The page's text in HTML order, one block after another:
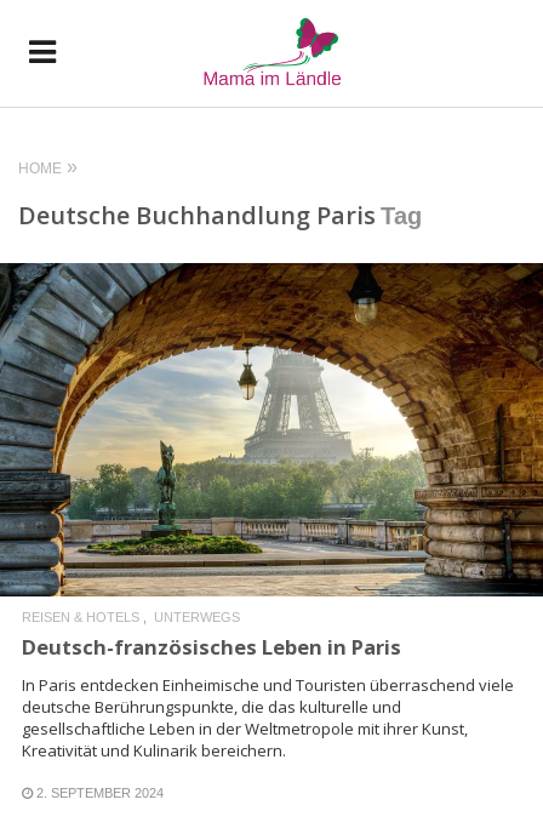
HOME
Deutsche Buchhandlung Paris Tag
READ MORE
REISEN & HOTELS UNTERWEGS
Deutsch-französisches Leben in Paris
In Paris entdecken Einheimische und Touristen überraschend viele
deutsche Berührungspunkte, die das kulturelle und
gesellschaftliche Leben in der Weltmetropole mit ihrer Kunst,
Kreativität und Kulinarik bereichern.
2. SEPTEMBER 2024